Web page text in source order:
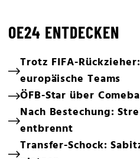
OE24 ENTDECKEN
Trotz FIFA-
europäische Teams
ÖFB-Star über
Nach Bestechung:
entbrennt
Transfer-Schock: